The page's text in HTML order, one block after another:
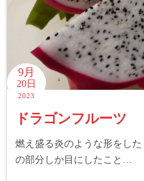
9月
20日
2023
ドラゴンフルーツ
燃え盛る炎のような形をし
の部分しか目にしたこと…